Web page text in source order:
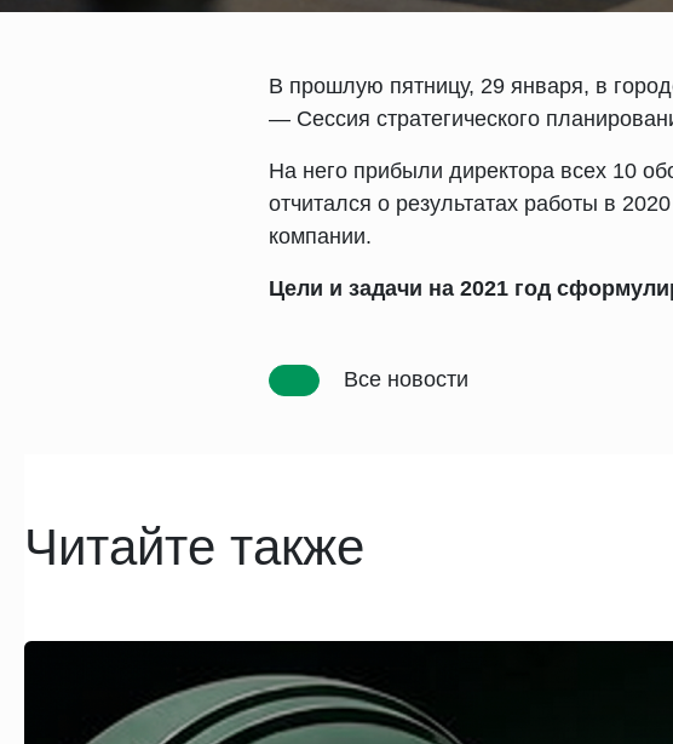
В прошлую пятницу, 29 января, в
— Сессия стратегического
На него прибыли директора всех 10
отчитался о результатах работы в
компании.
Цели и задачи на 2021 год
Все новости
Читайте также